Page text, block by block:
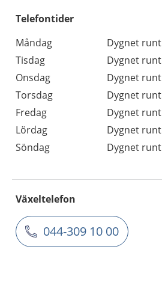
Telefontider
Måndag
Dygnet runt
Tisdag
Dygnet runt
Onsdag
Dygnet runt
Torsdag
Dygnet runt
Fredag
Dygnet runt
Lördag
Dygnet runt
Söndag
Dygnet runt
Växeltelefon
044-309 10 00